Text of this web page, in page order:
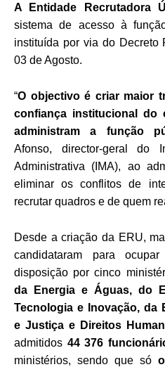
A Entidade Recrutadora
sistema de acesso à
instituída por via do Decreto
03 de Agosto.
“O objectivo é criar maior
confiança institucional do
administram a função
Afonso, director-geral do
Administrativa (IMA), ao
eliminar os conflitos de
recrutar quadros e de quem
Desde a criação da ERU,
candidataram para
disposição por cinco
da Energia e Águas, do
Tecnologia e Inovação, da
e Justiça e Direitos
admitidos 44 376
ministérios, sendo que só